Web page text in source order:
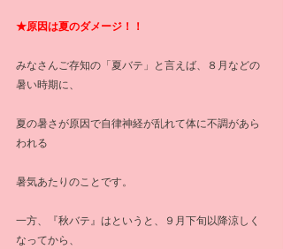
★原因は夏のダメージ！！
みなさんご存知の「夏バテ」と言えば、８月などの
暑い時期に、
夏の暑さが原因で自律神経が乱れて体に不調があら
われる
暑気あたりのことです。
一方、『秋バテ』はというと、９月下旬以降涼しく
なってから、